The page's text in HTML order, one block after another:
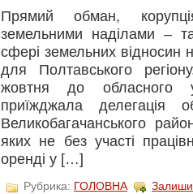
Прямий обман,
земельними наділами –
сфері земельних відносин
для Полтавського
жовтня до обласного
приїжджала делегація
Великобагачанського
яких не без участі
оренді у […]
Рубрика: ГОЛОВНА